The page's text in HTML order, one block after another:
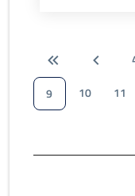
9
10 11